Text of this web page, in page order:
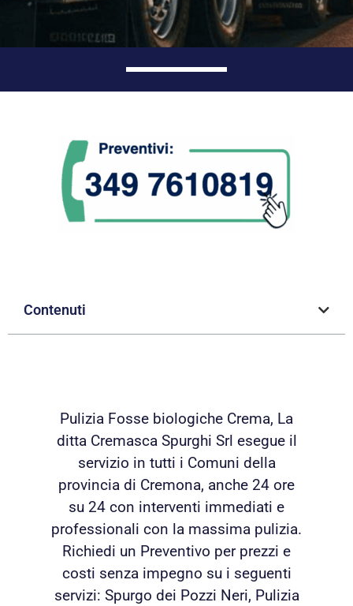
Contenuti
Pulizia Fosse biologiche Crema, La
ditta Cremasca Spurghi Srl esegue il
servizio in tutti i Comuni della
provincia di Cremona, anche 24 ore
su 24 con interventi immediati e
professionali con la massima pulizia.
Richiedi un Preventivo per prezzi e
costi senza impegno su i seguenti
servizi: Spurgo dei Pozzi Neri, Pulizia